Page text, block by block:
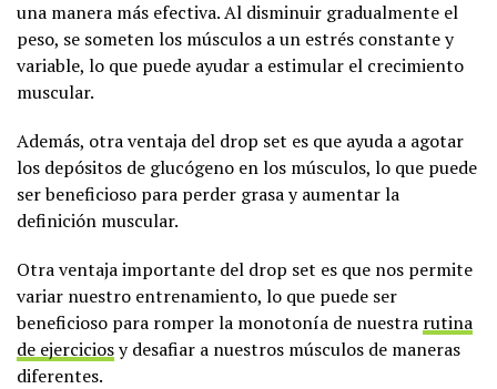
una manera más efectiva. Al disminuir gradualmente el
peso, se someten los músculos a un estrés constante y
variable, lo que puede ayudar a estimular el crecimiento
muscular.
Además, otra ventaja del drop set es que ayuda a agotar
los depósitos de glucógeno en los músculos, lo que puede
ser beneficioso para perder grasa y aumentar la
definición muscular.
Otra ventaja importante del drop set es que nos permite
variar nuestro entrenamiento, lo que puede ser
beneficioso para romper la monotonía de nuestra rutina
de ejerciciosy desafiar a nuestros músculos de maneras
diferentes.